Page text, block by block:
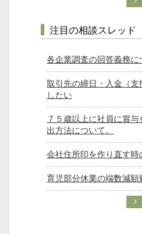
注目の相談スレッド
各企業調査の回答義務に
取引先の締日・入金（
したい
７５歳以上に社員に賞
出方法について。
会社住所印を作り直す時
育児部分休業の端数減額